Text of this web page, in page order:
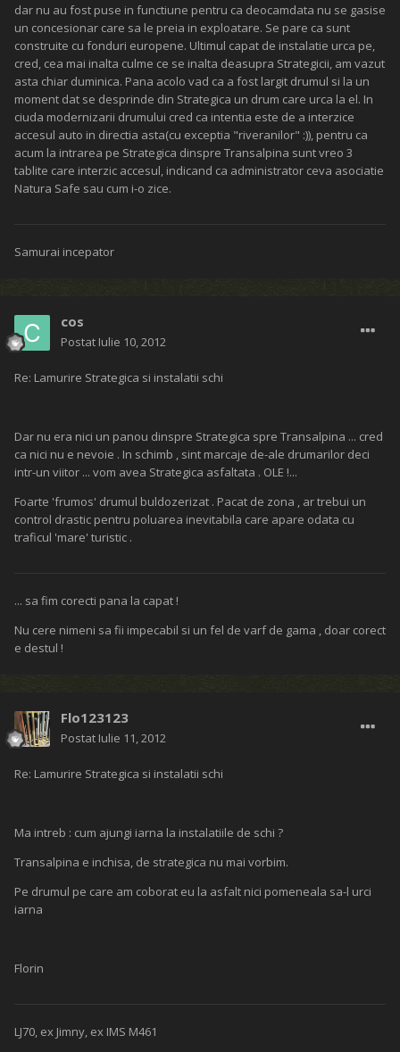
dar nu au fost puse in functiune pentru ca deocamdata nu se gasise
un concesionar care sa le preia in exploatare. Se pare ca sunt
construite cu fonduri europene. Ultimul capat de instalatie urca pe,
cred, cea mai inalta culme ce se inalta deasupra Strategicii, am vazut
asta chiar duminica. Pana acolo vad ca a fost largit drumul si la un
moment dat se desprinde din Strategica un drum care urca la el. In
ciuda modernizarii drumului cred ca intentia este de a interzice
accesul auto in directia asta(cu exceptia "riveranilor" :)), pentru ca
acum la intrarea pe Strategica dinspre Transalpina sunt vreo 3
tablite care interzic accesul, indicand ca administrator ceva asociatie
Natura Safe sau cum i-o zice.
Samurai incepator
cos
Postat Iulie 10, 2012
Re: Lamurire Strategica si instalatii schi
Dar nu era nici un panou dinspre Strategica spre Transalpina ... cred
ca nici nu e nevoie . In schimb , sint marcaje de-ale drumarilor deci
intr-un viitor ... vom avea Strategica asfaltata . OLE !...
Foarte 'frumos' drumul buldozerizat . Pacat de zona , ar trebui un
control drastic pentru poluarea inevitabila care apare odata cu
traficul 'mare' turistic .
... sa fim corecti pana la capat !
Nu cere nimeni sa fii impecabil si un fel de varf de gama , doar corect
e destul !
Flo123123
Postat Iulie 11, 2012
Re: Lamurire Strategica si instalatii schi
Ma intreb : cum ajungi iarna la instalatiile de schi ?
Transalpina e inchisa, de strategica nu mai vorbim.
Pe drumul pe care am coborat eu la asfalt nici pomeneala sa-l urci
iarna
Florin
LJ70, ex Jimny, ex IMS M461